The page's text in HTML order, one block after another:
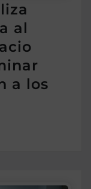
al
a los